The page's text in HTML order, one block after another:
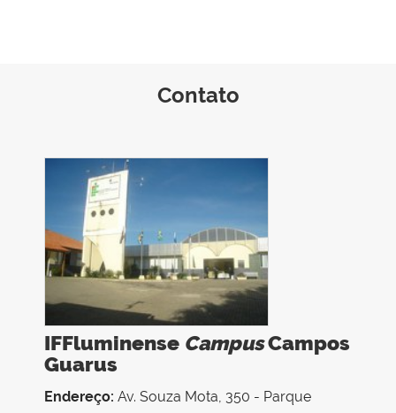
Contato
IFFluminense CampusCampos
Guarus
Endereço: Av. Souza Mota, 350 - Parque